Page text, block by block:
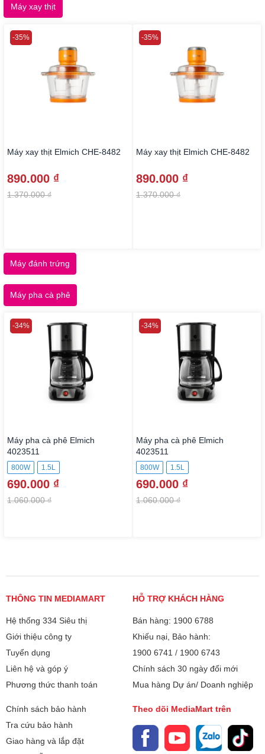
Máy xay thịt
Máy xay thịt Elmich CHE-8482
890.000 ₫
1.370.000 ₫
-35%
Máy xay thịt Elmich CHE-8482
890.000 ₫
1.370.000 ₫
-35%
Máy đánh trứng
Máy pha cà phê
Máy pha cà phê Elmich
4023511
800W 1.5L
690.000 ₫
1.060.000 ₫
-34%
Máy pha cà phê Elmich
4023511
800W 1.5L
690.000 ₫
1.060.000 ₫
-34%
THÔNG TIN MEDIAMART
Hệ thống 334 Siêu thị
Giới thiệu công ty
Tuyển dụng
Liên hệ và góp ý
Phương thức thanh toán
HỖ TRỢ KHÁCH HÀNG
Bán hàng: 1900 6788
Khiếu nại, Bảo hành:
1900 6741 / 1900 6743
Chính sách 30 ngày đổi mới
Mua hàng Dự án/ Doanh nghiệp
Chính sách bảo hành
Tra cứu bảo hành
Giao hàng và lắp đặt
Theo dõi MediaMart trên